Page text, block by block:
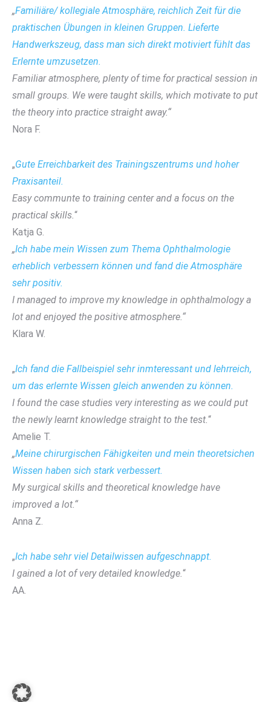
„Familiäre/ kollegiale Atmosphäre, reichlich Zeit für die
praktischen Übungen in kleinen Gruppen. Lieferte
Handwerkszeug, dass man sich direkt motiviert fühlt das
Erlernte umzusetzen.
Familiar atmosphere, plenty of time for practical session in
small groups. We were taught skills, which motivate to put
the theory into practice straight away.“
Nora F.
„Gute Erreichbarkeit des Trainingszentrums und hoher
Praxisanteil.
Easy communte to training center and a focus on the
practical skills.“
Katja G.
„Ich habe mein Wissen zum Thema Ophthalmologie
erheblich verbessern können und fand die Atmosphäre
sehr positiv.
I managed to improve my knowledge in ophthalmology a
lot and enjoyed the positive atmosphere.“
Klara W.
„Ich fand die Fallbeispiel sehr inmteressant und lehrreich,
um das erlernte Wissen gleich anwenden zu können.
I found the case studies very interesting as we could put
the newly learnt knowledge straight to the test.“
Amelie T.
„Meine chirurgischen Fähigkeiten und mein theoretsichen
Wissen haben sich stark verbessert.
My surgical skills and theoretical knowledge have
improved a lot.“
Anna Z.
„Ich habe sehr viel Detailwissen aufgeschnappt.
I gained a lot of very detailed knowledge.“
AA.